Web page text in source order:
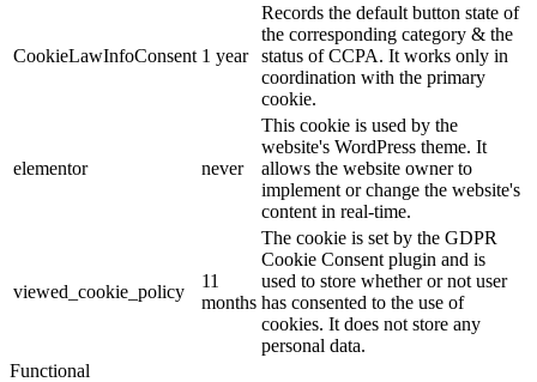
CookieLawInfoConsent 1 year
Records the default button state of
the corresponding category & the
status of CCPA. It works only in
coordination with the primary
cookie.
elementor never
This cookie is used by the
website's WordPress theme. It
allows the website owner to
implement or change the website's
content in real-time.
viewed_cookie_policy
11
months
The cookie is set by the GDPR
Cookie Consent plugin and is
used to store whether or not user
has consented to the use of
cookies. It does not store any
personal data.
Functional